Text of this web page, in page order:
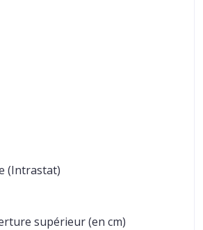
(Intrastat)
supérieur (en cm)